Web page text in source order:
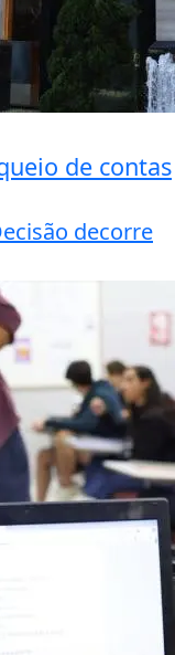
de contas
decorre